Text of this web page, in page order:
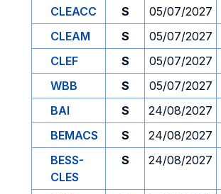
CLEACC S 05/07/2027
CLEAM
S 05/07/2027
CLEF
S 05/07/2027
WBB
S 05/07/2027
BAI
S 24/08/2027
BEMACS
S 24/08/2027
BESS-
CLES
S 24/08/2027